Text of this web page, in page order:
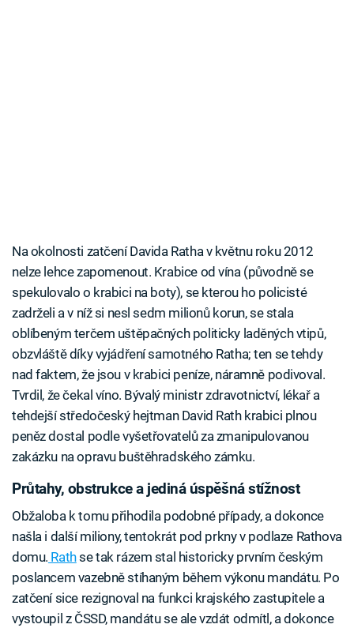
Na okolnosti zatčení Davida Ratha v květnu roku 2012
nelze lehce zapomenout. Krabice od vína (původně se
spekulovalo o krabici na boty), se kterou ho policisté
zadrželi a v níž si nesl sedm milionů korun, se stala
oblíbeným terčem uštěpačných politicky laděných vtipů,
obzvláště díky vyjádření samotného Ratha; ten se tehdy
nad faktem, že jsou v krabici peníze, náramně podivoval.
Tvrdil, že čekal víno. Bývalý ministr zdravotnictví, lékař a
tehdejší středočeský hejtman David Rath krabici plnou
peněz dostal podle vyšetřovatelů za zmanipulovanou
zakázku na opravu buštěhradského zámku.
Průtahy, obstrukce a jediná úspěšná stížnost
Obžaloba k tomu přihodila podobné případy, a dokonce
našla i další miliony, tentokrát pod prkny v podlaze Rathova
domu. Rathse tak rázem stal historicky prvním českým
poslancem vazebně stíhaným během výkonu mandátu. Po
zatčení sice rezignoval na funkci krajského zastupitele a
vystoupil z ČSSD, mandátu se ale vzdát odmítl, a dokonce